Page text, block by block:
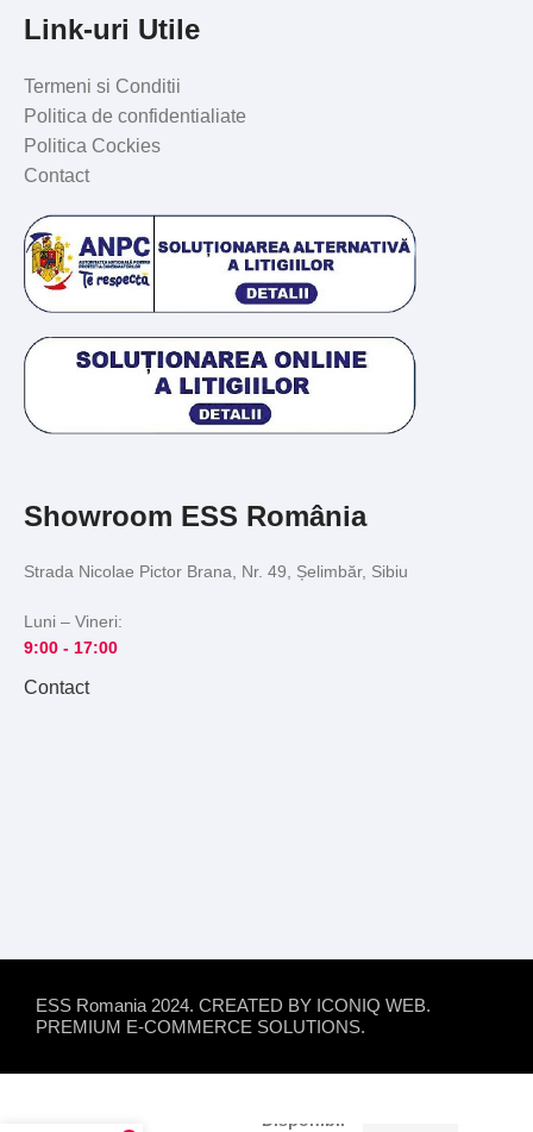
Link-uri Utile
Termeni si Conditii
Politica de confidentialiate
Politica Cockies
Contact
Showroom ESS România
Strada Nicolae Pictor Brana, Nr. 49, Șelimbăr, Sibiu
Luni – Vineri:
9:00 - 17:00
Contact
ESS Romania 2024. CREATED BY ICONIQ WEB.
PREMIUM E-COMMERCE SOLUTIONS.
Disponibil